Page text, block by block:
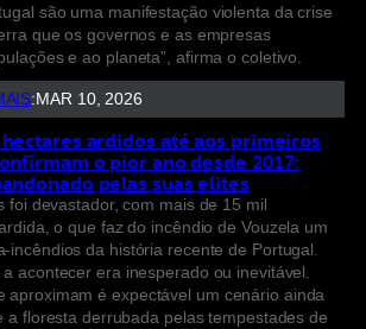
são uma manifestação violenta da crise
que os governos e as empresas
e ao planeta”, afirma o coletivo.
: MAR 10, 2026
ardidos até aos primeiros
o pior ano desde 2017:
pelas suas elites
foi devastador, com mais de 15 mil
o que faz do incêndio de Vouzela um
incêndios da história recente de Portugal.
acontecer era inesperado ou inevitável.
aproximam é expectável um cenário ainda
a floresta derrubada pelas tempestades de